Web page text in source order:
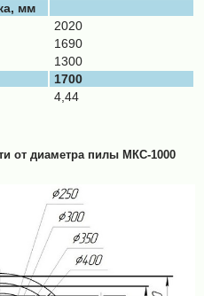
мм
2020
1690
1300
1700
4,44
от диаметра пилы МКС-1000